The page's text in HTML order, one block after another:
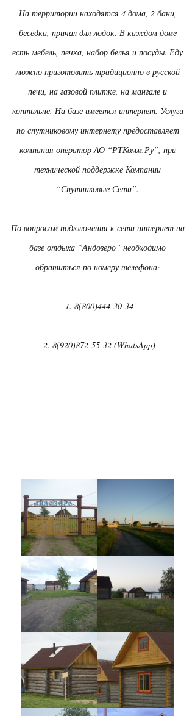
На территории находятся 4 дома, 2 бани,
беседка, причал для лодок. В каждом доме
есть мебель, печка, набор белья и посуды. Еду
можно приготовить традиционно в русской
печи, на газовой плитке, на мангале и
коптильне. На базе имеется интернет. Услуги
по спутниковому интернету предоставляет
компания оператор АО “РТКомм.Ру”, при
технической поддержке Компании
“Спутниковые Сети”.
По вопросам подключения к сети интернет на
базе отдыха “Андозеро” необходимо
обратиться по номеру телефона:
1. 8(800)444-30-34
2. 8(920)872-55-32 (WhatsApp)